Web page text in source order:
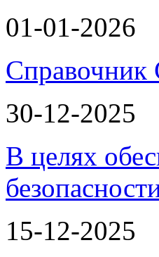
01-01-2026
30-12-2025
В целях
15-12-2025